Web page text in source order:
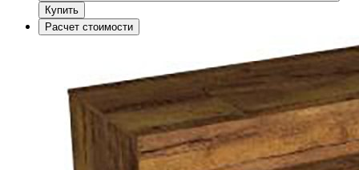
Купить
Расчет стоимости